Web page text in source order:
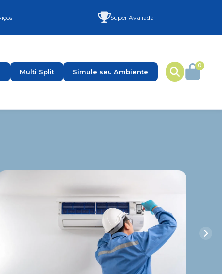
Super Avaliada
Multi Split Simule seu Ambiente
0